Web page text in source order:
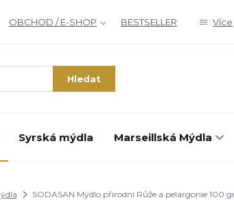
OBCHOD / E-SHOP BESTSELLER Více
Hledat
Syrská mýdla Marseillská Mýdla
SODASAN Mýdlo přírodní Růže a pelargonie 100